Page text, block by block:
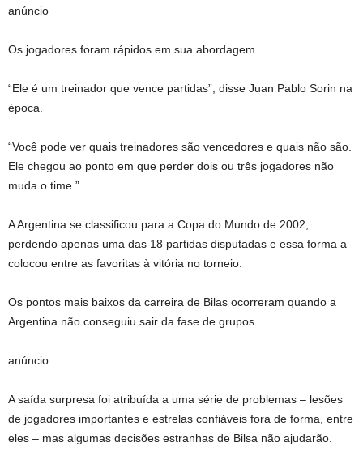
anúncio
Os jogadores foram rápidos em sua abordagem.
“Ele é um treinador que vence partidas”, disse Juan Pablo Sorin na
época.
“Você pode ver quais treinadores são vencedores e quais não são.
Ele chegou ao ponto em que perder dois ou três jogadores não
muda o time.”
A Argentina se classificou para a Copa do Mundo de 2002,
perdendo apenas uma das 18 partidas disputadas e essa forma a
colocou entre as favoritas à vitória no torneio.
Os pontos mais baixos da carreira de Bilas ocorreram quando a
Argentina não conseguiu sair da fase de grupos.
anúncio
A saída surpresa foi atribuída a uma série de problemas – lesões
de jogadores importantes e estrelas confiáveis ​​​​fora de forma, entre
eles – mas algumas decisões estranhas de Bilsa não ajudarão.